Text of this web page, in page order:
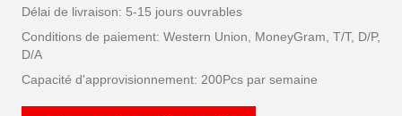
Délai de livraison: 5-15 jours ouvrables
Conditions de paiement: Western Union, MoneyGram, T/T, D/P,
D/A
Capacité d'approvisionnement: 200Pcs par semaine